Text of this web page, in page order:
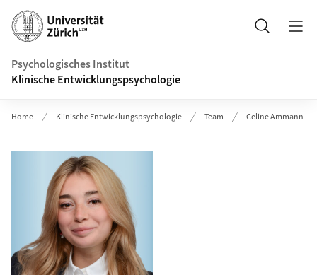
Header
Suche
Psychologisches Institut
Klinische Entwicklungspsychologie
Home Klinische Entwicklungspsychologie Team Celine Ammann